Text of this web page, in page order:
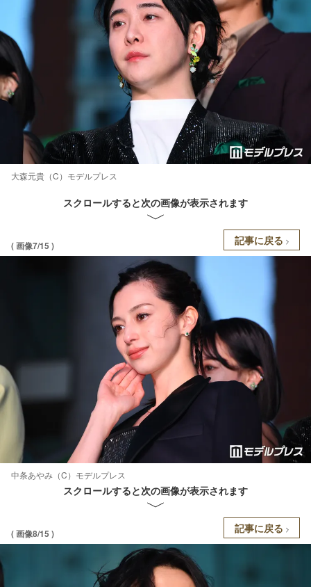
大森元貴（C）モデルプレス
スクロールすると次の画像が表示されます
( 画像7/15 ) 記事に戻る
中条あやみ（C）モデルプレス
スクロールすると次の画像が表示されます
( 画像8/15 ) 記事に戻る